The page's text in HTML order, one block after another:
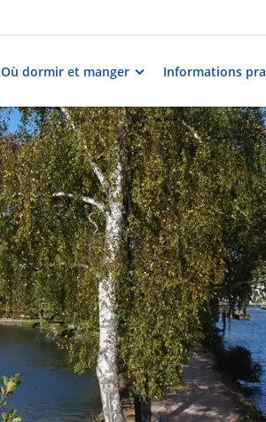
Où dormir et manger Informations